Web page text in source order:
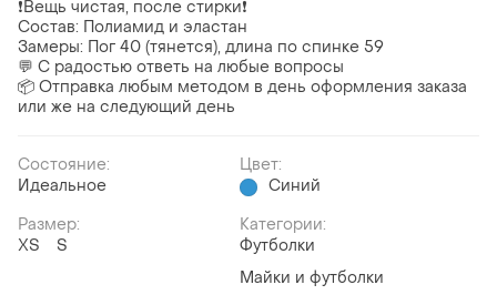
❗️Вещь чистая, после стирки❗️
Состав: Полиамид и эластан
Замеры: Пог 40 (тянется), длина по спинке 59
💬 С радостью ответь на любые вопросы
📦 Отправка любым методом в день оформления заказа
или же на следующий день
Состояние:
Идеальное
Цвет:
Синий
Размер:
ХS
S
Категории:
Футболки
Майки и футболки